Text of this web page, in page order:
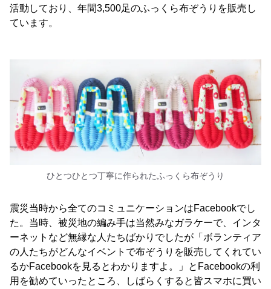
活動しており、年間3,500足のふっくら布ぞうりを販売し
ています。
ひとつひとつ丁寧に作られたふっくら布ぞうり
震災当時から全てのコミュニケーションはFacebookでし
た。当時、被災地の編み手は当然みなガラケーで、インタ
ーネットなど無縁な人たちばかりでしたが「ボランティア
の人たちがどんなイベントで布ぞうりを販売してくれてい
るかFacebookを見るとわかりますよ。」とFacebookの利
用を勧めていったところ、しばらくすると皆スマホに買い